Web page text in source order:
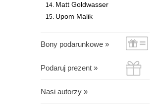
Matt Goldwasser
Upom Malik
Bony podarunkowe »
Podaruj prezent »
Nasi autorzy »